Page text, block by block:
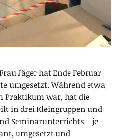
Jäger hat Ende Februar
umgesetzt. Während etwa
Praktikum war, hat die
in drei Kleingruppen und
Seminarunterrichts – je
umgesetzt und